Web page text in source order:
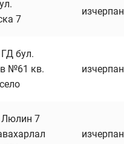
7
изчерпан
бул.
№61 кв.
изчерпан
Люлин 7
изчерпан